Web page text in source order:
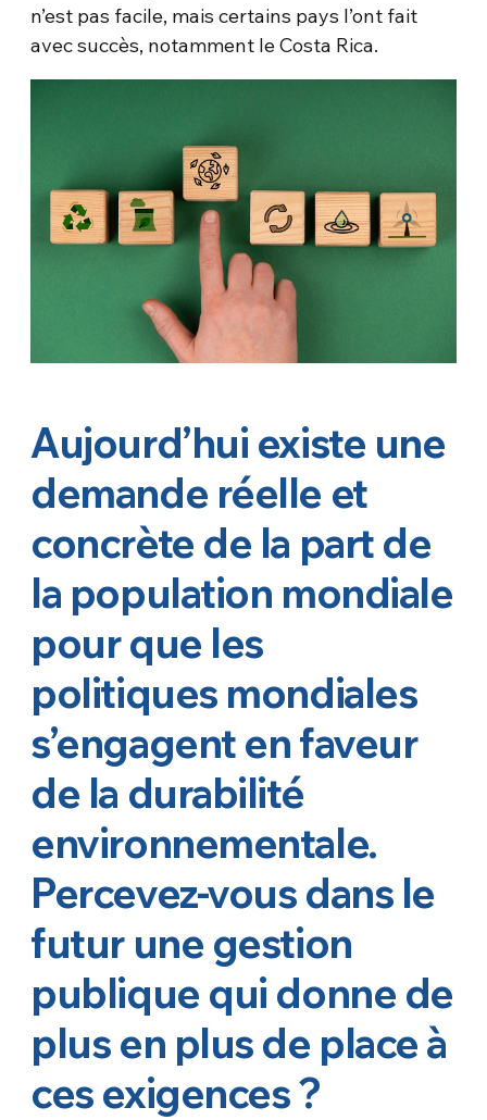
n’est pas facile, mais certains pays l’ont fait
avec succès, notamment le Costa Rica.
Aujourd’hui existe une
demande réelle et
concrète de la part de
la population mondiale
pour que les
politiques mondiales
s’engagent en faveur
de la durabilité
environnementale.
Percevez-vous dans le
futur une gestion
publique qui donne de
plus en plus de place à
ces exigences ?